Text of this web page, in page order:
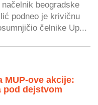
beogradske
podneo je krivičnu
čelnike Up...
MUP-ove akcije:
pod dejstvom